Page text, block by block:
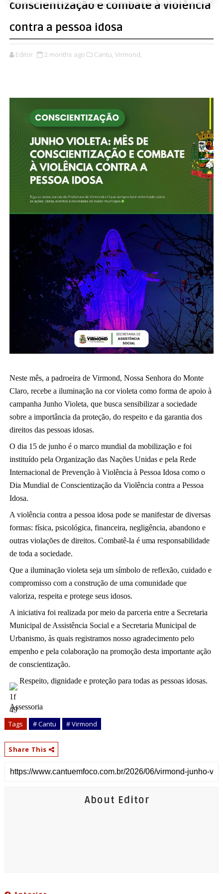
conscientização e combate à violência
contra a pessoa idosa
Editor 2 months ago Cantu, Virmond,
Neste mês, a padroeira de Virmond, Nossa Senhora do Monte
Claro, recebe a iluminação na cor violeta como forma de apoio à
campanha Junho Violeta, que busca sensibilizar a sociedade
sobre a importância da proteção, do respeito e da garantia dos
direitos das pessoas idosas.
O dia 15 de junho é o marco mundial da mobilização e foi
instituído pela Organização das Nações Unidas e pela Rede
Internacional de Prevenção à Violência à Pessoa Idosa como o
Dia Mundial de Conscientização da Violência contra a Pessoa
Idosa.
A violência contra a pessoa idosa pode se manifestar de diversas
formas: física, psicológica, financeira, negligência, abandono e
outras violações de direitos. Combatê-la é uma responsabilidade
de toda a sociedade.
Que a iluminação violeta seja um símbolo de reflexão, cuidado e
compromisso com a construção de uma comunidade que
valoriza, respeita e protege seus idosos.
A iniciativa foi realizada por meio da parceria entre a Secretaria
Municipal de Assistência Social e a Secretaria Municipal de
Urbanismo, às quais registramos nosso agradecimento pelo
empenho e pela colaboração na promoção desta importante ação
de conscientização.
Respeito, dignidade e proteção para todas as pessoas idosas.
Assessoria
Tags # Cantu # Virmond
Share This
About Editor